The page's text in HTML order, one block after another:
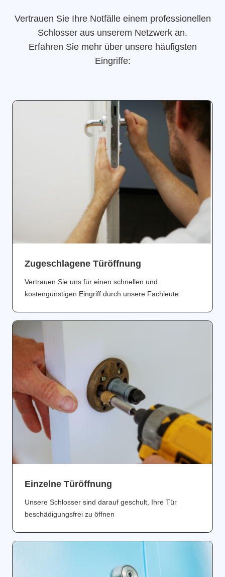
Vertrauen Sie Ihre Notfälle einem professionellen
Schlosser aus unserem Netzwerk an.
Erfahren Sie mehr über unsere häufigsten
Eingriffe:
Zugeschlagene Türöffnung
Vertrauen Sie uns für einen schnellen und
kostengünstigen Eingriff durch unsere Fachleute
Einzelne Türöffnung
Unsere Schlosser sind darauf geschult, Ihre Tür
beschädigungsfrei zu öffnen